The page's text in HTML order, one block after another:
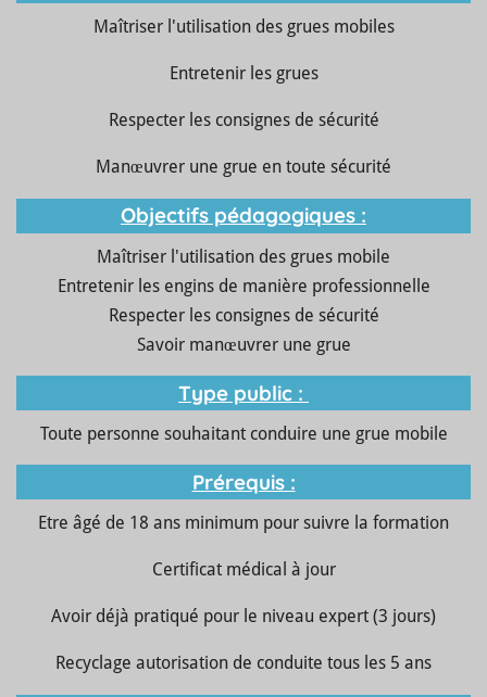
Maîtriser l'utilisation des grues mobiles
Entretenir les grues
Respecter les consignes de sécurité
Manœuvrer une grue en toute sécurité
Objectifs pédagogiques :
Maîtriser l'utilisation des grues mobile
Entretenir les engins de manière professionnelle
Respecter les consignes de sécurité
Savoir manœuvrer une grue
Type public :
Toute personne souhaitant conduire une grue mobile
Prérequis :
Etre âgé de 18 ans minimum pour suivre la formation
Certificat médical à jour
Avoir déjà pratiqué pour le niveau expert (3 jours)
Recyclage autorisation de conduite tous les 5 ans